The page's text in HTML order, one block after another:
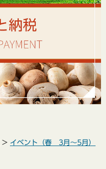
> イベント（春 3月～5月）